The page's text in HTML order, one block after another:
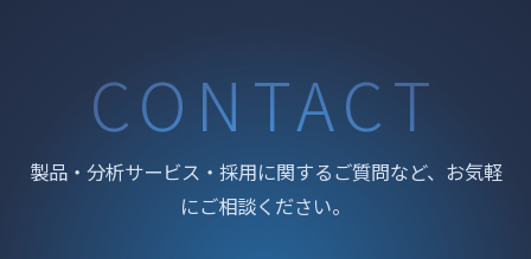
CONTACT
製品・分析サービス・採用に関するご質問など、お気軽
にご相談ください。